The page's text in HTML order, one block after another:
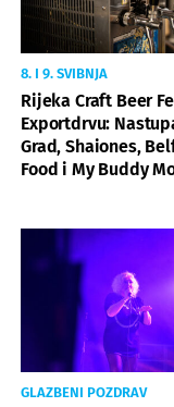
8. I 9. SVIBNJA
Rijeka Craft Beer
Exportdrvu:
Grad, Shaiones,
Food i My Buddy
GLAZBENI POZDRAV